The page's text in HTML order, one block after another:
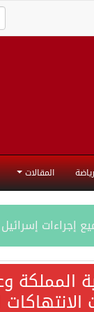
المقالات
إجراءات
المملكة